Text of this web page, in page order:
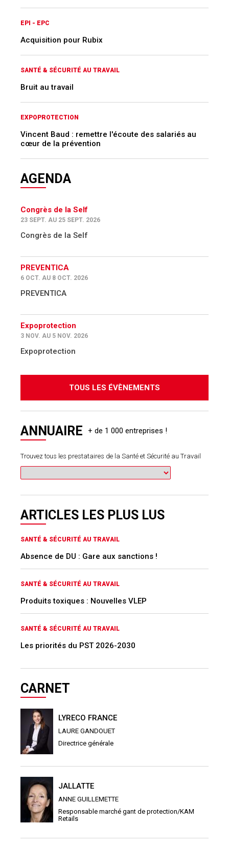
EPI - EPC
Acquisition pour Rubix
SANTÉ & SÉCURITÉ AU TRAVAIL
Bruit au travail
EXPOPROTECTION
Vincent Baud : remettre l'écoute des salariés au
cœur de la prévention
AGENDA
Congrès de la Self
23 SEPT. AU 25 SEPT. 2026
Congrès de la Self
PREVENTICA
6 OCT. AU 8 OCT. 2026
PREVENTICA
Expoprotection
3 NOV. AU 5 NOV. 2026
Expoprotection
TOUS LES ÉVÈNEMENTS
ANNUAIRE
Trouvez tous les prestataires de la Santé et Sécurité au Travail
ARTICLES LES PLUS LUS
SANTÉ & SÉCURITÉ AU TRAVAIL
Absence de DU : Gare aux sanctions !
SANTÉ & SÉCURITÉ AU TRAVAIL
Produits toxiques : Nouvelles VLEP
SANTÉ & SÉCURITÉ AU TRAVAIL
Les priorités du PST 2026-2030
CARNET
LYRECO FRANCE
LAURE GANDOUET
Directrice générale
JALLATTE
ANNE GUILLEMETTE
Responsable marché gant de protection/KAM
Retails